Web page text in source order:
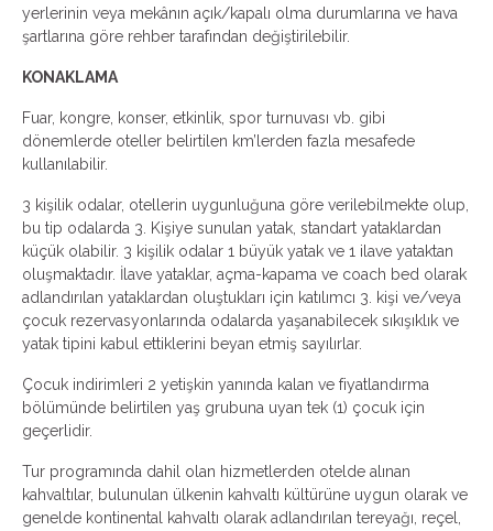
yerlerinin veya mekânın açık/kapalı olma durumlarına ve hava
şartlarına göre rehber tarafından değiştirilebilir.
KONAKLAMA
Fuar, kongre, konser, etkinlik, spor turnuvası vb. gibi
dönemlerde oteller belirtilen km’lerden fazla mesafede
kullanılabilir.
3 kişilik odalar, otellerin uygunluğuna göre verilebilmekte olup,
bu tip odalarda 3. Kişiye sunulan yatak, standart yataklardan
küçük olabilir. 3 kişilik odalar 1 büyük yatak ve 1 ilave yataktan
oluşmaktadır. İlave yataklar, açma-kapama ve coach bed olarak
adlandırılan yataklardan oluştukları için katılımcı 3. kişi ve/veya
çocuk rezervasyonlarında odalarda yaşanabilecek sıkışıklık ve
yatak tipini kabul ettiklerini beyan etmiş sayılırlar.
Çocuk indirimleri 2 yetişkin yanında kalan ve fiyatlandırma
bölümünde belirtilen yaş grubuna uyan tek (1) çocuk için
geçerlidir.
Tur programında dahil olan hizmetlerden otelde alınan
kahvaltılar, bulunulan ülkenin kahvaltı kültürüne uygun olarak ve
genelde kontinental kahvaltı olarak adlandırılan tereyağı, reçel,